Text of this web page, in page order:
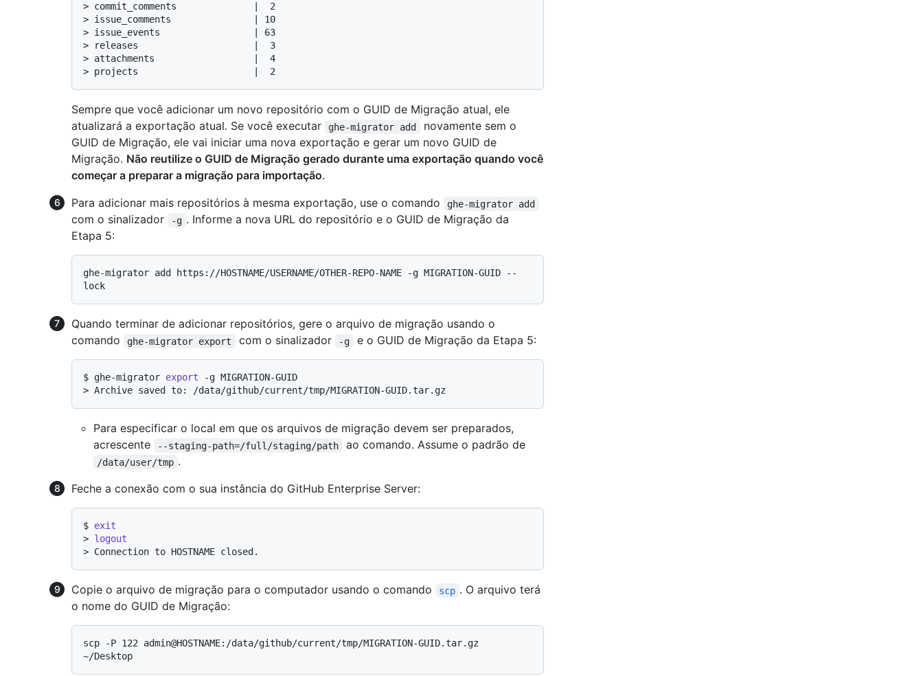
> commit_comments              |  2
> issue_comments               | 10
> issue_events                 | 63
>
releases                     |  3
> attachments                  |  4
> projects                     |  2
Sempre que você adicionar um novo repositório com o GUID de Migração atual, ele
atualizará a exportação atual. Se você executar
ghe-migrator add
novamente sem o
GUID de Migração, ele vai iniciar uma nova exportação e gerar um novo GUID de
Migração. Não reutilize o GUID de Migração gerado durante uma exportação quando você
começar a preparar a migração para importação.
Para adicionar mais repositórios à mesma exportação, use o comando
ghe-migrator add
com o sinalizador -g . Informe a nova URL do repositório e o GUID de Migração da
Etapa 5:
ghe-migrator add https://HOSTNAME/USERNAME/OTHER-REPO-NAME -g MIGRATION-GUID --
Quando terminar de adicionar repositórios, gere o arquivo de migração usando o
comando
ghe-migrator export com o sinalizador -g e o GUID de Migração da Etapa 5:
$ ghe-migrator export -g MIGRATION-GUID
> Archive saved to: /data/github/current/tmp/MIGRATION-GUID.tar.gz
Para especificar o local em que os arquivos de migração devem ser preparados,
acrescente
--staging-path=/full/staging/path ao comando. Assume o padrão de
/data/user/tmp .
Feche a conexão com o sua instância do GitHub Enterprise Server:
$ exit
> logout
> Connection to HOSTNAME closed.
Copie o arquivo de migração para o computador usando o comando scp . O arquivo terá
o nome do GUID de Migração:
scp -P 122 admin@HOSTNAME:/data/github/current/tmp/MIGRATION-GUID.tar.gz